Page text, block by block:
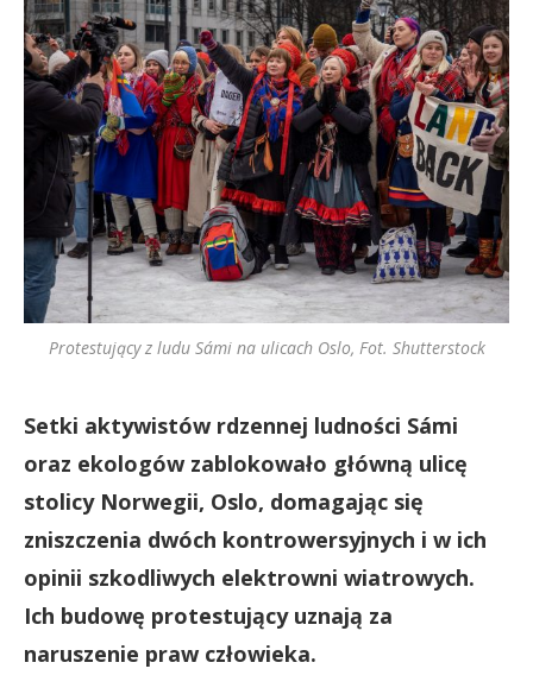
Protestujący z ludu Sámi na ulicach Oslo, Fot. Shutterstock
Setki aktywistów rdzennej ludności Sámi
oraz ekologów zablokowało główną ulicę
stolicy Norwegii, Oslo, domagając się
zniszczenia dwóch kontrowersyjnych i w ich
opinii szkodliwych elektrowni wiatrowych.
Ich budowę protestujący uznają za
naruszenie praw człowieka.